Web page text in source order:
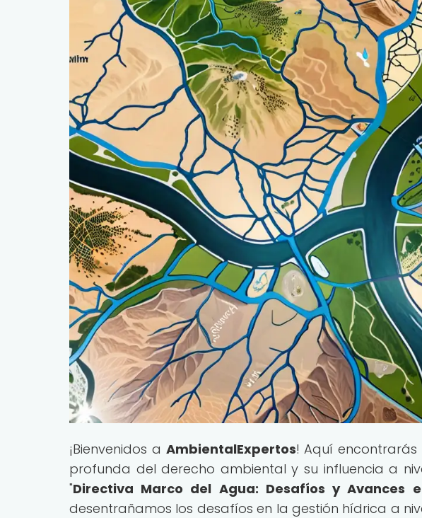
¡Bienvenidos a AmbientalExpertos! Aquí
profunda del derecho ambiental y su influencia a
"Directiva Marco del Agua: Desafíos y Avances
desentrañamos los desafíos en la gestión hídrica a